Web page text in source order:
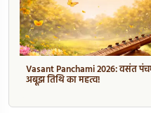
Vasant Panchami 2026: वसंत
अबूझ तिथि का महत्व!